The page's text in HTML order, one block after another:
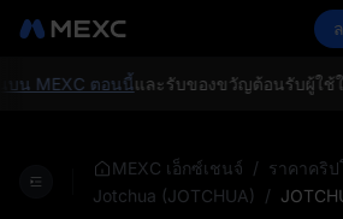
สปอต
น MEXC ตอนนี้และรับของขวัญต้อนรับผู้ใช้ให
MEXC เอ็กซ์เชนจ์ / ราคาคริป
Jotchua (JOTCHUA)
/